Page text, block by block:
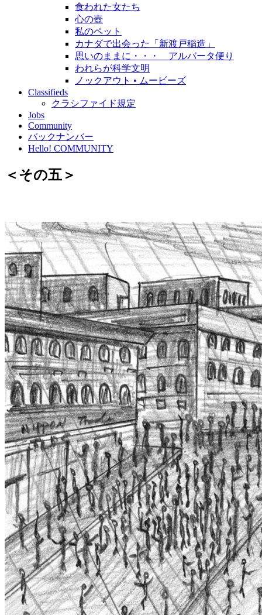
食われた女たち
心の壺
私のペット
カナダで出会った「新渡戸稲造」
思いのままに・・・ アルバータ便り
われらが科学文明
ノックアウト • ムービーズ
Classifieds
クラシファイド規定
Jobs
Community
バックナンバー
Hello! COMMUNITY
＜その五＞